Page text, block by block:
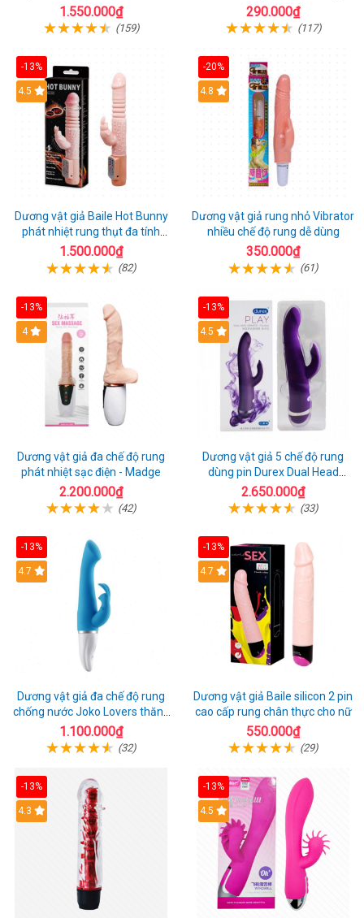
an toàn
1.550.000₫
(159)
290.000₫
(117)
-13%
Hot
4.5
Dương vật giả Baile Hot Bunny
phát nhiệt rung thụt đa tính
năng sạc điện
1.500.000₫
(82)
-20%
Hot
4.8
Dương vật giả rung nhỏ Vibrator
nhiều chế độ rung dễ dùng
350.000₫
(61)
-13%
Hot
4
Dương vật giả đa chế độ rung
phát nhiệt sạc điện - Madge
2.200.000₫
(42)
-13%
Hot
4.5
Dương vật giả 5 chế độ rung
dùng pin Durex Dual Head
Pulsing
2.650.000₫
(33)
-13%
Hot
4.7
Dương vật giả đa chế độ rung
chống nước Joko Lovers thăng
hoa
1.100.000₫
(32)
-13%
4.7
Dương vật giả Baile silicon 2 pin
cao cấp rung chân thực cho nữ
550.000₫
(29)
-13%
4.3
-13%
4.5